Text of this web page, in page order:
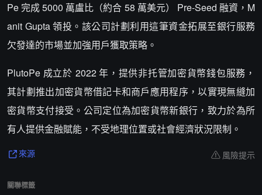
Pe 完成 5000 萬盧比（約合 58 萬美元） Pre-Seed 融資，M
anit Gupta 領投。該公司計劃利用這筆資金拓展至銀行服務
欠發達的市場並加強用戶獲取策略。
PlutoPe 成立於 2022 年，提供非托管加密貨幣錢包服務，
其計劃推出加密貨幣借記卡和商戶應用程序，以實現無縫加
密貨幣支付接受。公司定位為加密貨幣新銀行，致力於為所
有人提供金融賦能，不受地理位置或社會經濟狀況限制。
來源 風險提示
關聯標籤